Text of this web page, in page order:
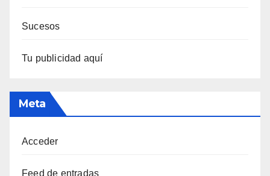
Sucesos
Tu publicidad aquí
Meta
Acceder
Feed de entradas